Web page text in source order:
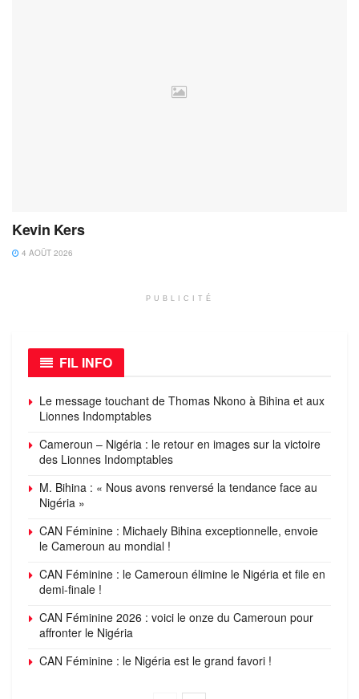
Kevin Kers
4 AOÛT 2026
PUBLICITÉ
FIL INFO
Le message touchant de Thomas Nkono à Bihina et aux
Lionnes Indomptables
Cameroun – Nigéria : le retour en images sur la victoire
des Lionnes Indomptables
M. Bihina : « Nous avons renversé la tendance face au
Nigéria »
CAN Féminine : Michaely Bihina exceptionnelle, envoie
le Cameroun au mondial !
CAN Féminine : le Cameroun élimine le Nigéria et file en
demi-finale !
CAN Féminine 2026 : voici le onze du Cameroun pour
affronter le Nigéria
CAN Féminine : le Nigéria est le grand favori !